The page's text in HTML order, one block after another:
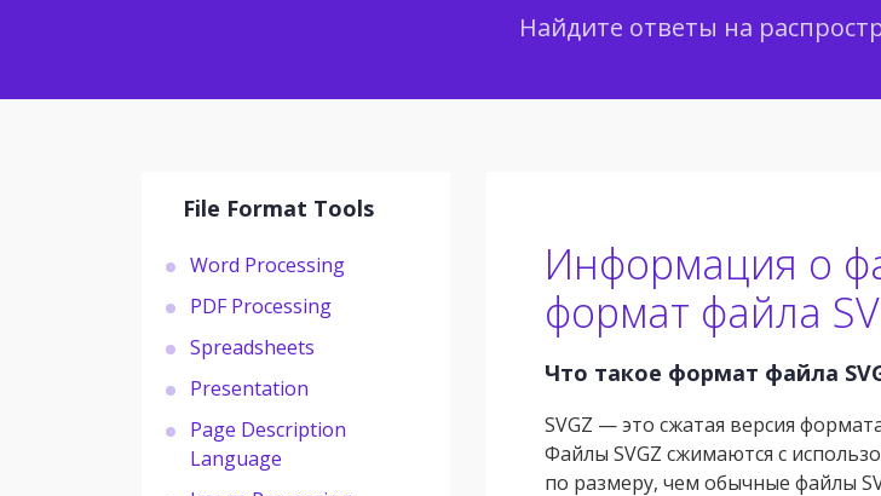
Найдите ответы на
File Format Tools
Word Processing
PDF Processing
Spreadsheets
Presentation
Page Description
Language
Информация о
формат файла
Что такое формат файла
SVGZ — это сжатая версия
Файлы SVGZ сжимаются с
по размеру, чем обычные файлы